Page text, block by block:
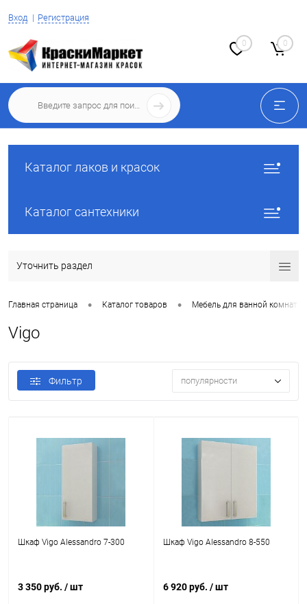
Вход Регистрация
0 0
Каталог лаков и красок
Каталог сантехники
Уточнить раздел
Главная страница • Каталог товаров • Мебель для ванной комнаты
Vigo
Фильтр популярности
Шкаф Vigo Alessandro 7-300
3 350 руб. / шт
Шкаф Vigo Alessandro 8-550
6 920 руб. / шт